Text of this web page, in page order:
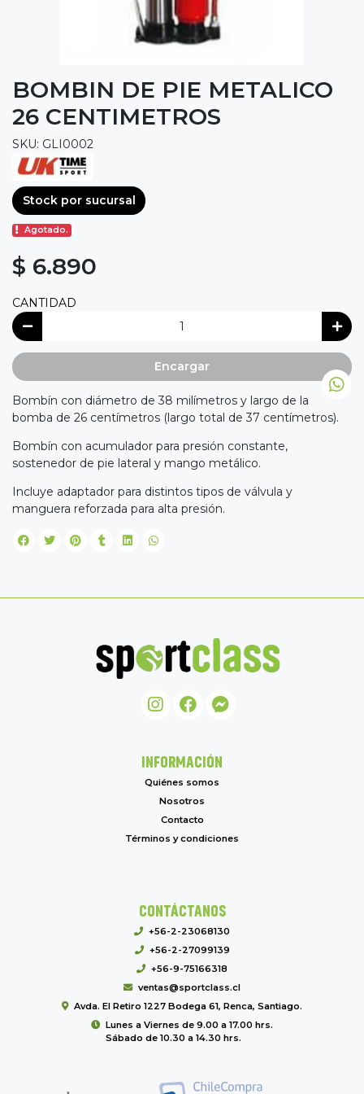
BOMBIN DE PIE METALICO
26 CENTIMETROS
SKU: GLI0002
Stock por sucursal
Agotado.
$ 6.890
CANTIDAD
Encargar
Bombín con diámetro de 38 milímetros y largo de la
bomba de 26 centímetros (largo total de 37 centímetros).
Bombín con acumulador para presión constante,
sostenedor de pie lateral y mango metálico.
Incluye adaptador para distintos tipos de válvula y
manguera reforzada para alta presión.
INFORMACIÓN
Quiénes somos
Nosotros
Contacto
Términos y condiciones
CONTÁCTANOS
+56-2-23068130
+56-2-27099139
+56-9-75166318
ventas@sportclass.cl
Avda. El Retiro 1227 Bodega 61, Renca, Santiago.
Lunes a Viernes de 9.00 a 17.00 hrs.
Sábado de 10.30 a 14.30 hrs.